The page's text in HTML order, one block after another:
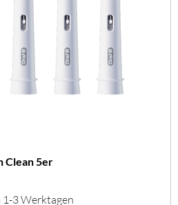
Clean 5er
1-3 Werktagen